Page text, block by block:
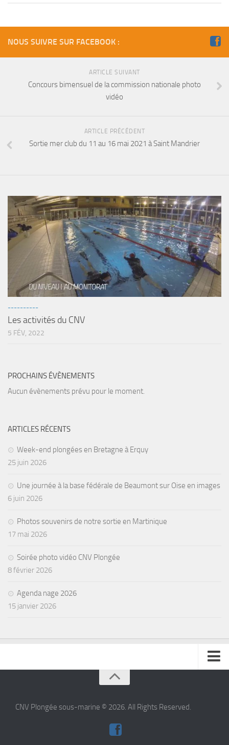
Sorties 2018
sorties 2017
Environnement et Biologie Sub
AUDIOVISUEL
Photo
Vidéo
Peinture
NAP / NEV
Agenda
Les Palmes du Lac
Résultats Compétitions
NOUS SUIVRE SUR FACEBOOK :
ARTICLE SUIVANT
Concours bimensuel de la commission nationale photo
vidéo
ARTICLE PRÉCÉDENT
Sortie mer club du 11 au 16 mai 2021 à Saint Mandrier
----------
Les activités du CNV
5 FÉV, 2022
PROCHAINS ÉVÈNEMENTS
Aucun évènements prévu pour le moment.
ARTICLES RÉCENTS
Week-end plongées en Bretagne à Erquy
25 juin 2026
Une journée à la base fédérale de Beaumont sur Oise en images
6 juin 2026
Photos souvenirs de notre sortie en Martinique
17 mai 2026
Soirée photo vidéo CNV Plongée
8 février 2026
Agenda nage 2026
15 janvier 2026
CNV Plongée sous-marine © 2026. All Rights Reserved.